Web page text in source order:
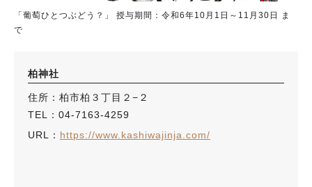
「葡萄ひとつぶどう？」 授与期間：令和6年10月1日～11月30日 ま
で
柏神社
住所：柏市柏３丁目２−２
TEL：04-7163-4259
URL： https://www.kashiwajinja.com/